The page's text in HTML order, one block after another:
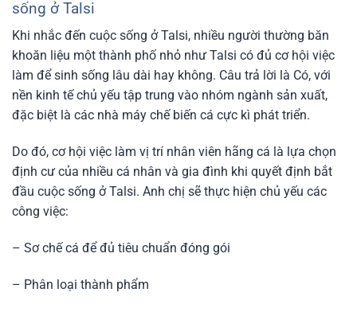
sống ở Talsi
Khi nhắc đến cuộc sống ở Talsi, nhiều người thường băn
khoăn liệu một thành phố nhỏ như Talsi có đủ cơ hội việc
làm để sinh sống lâu dài hay không. Câu trả lời là Có, với
nền kinh tế chủ yếu tập trung vào nhóm ngành sản xuất,
đặc biệt là các nhà máy chế biến cá cực kì phát triển.
Do đó, cơ hội việc làm vị trí nhân viên hãng cá là lựa chọn
định cư của nhiều cá nhân và gia đình khi quyết định bắt
đầu cuộc sống ở Talsi. Anh chị sẽ thực hiện chủ yếu các
công việc:
– Sơ chế cá để đủ tiêu chuẩn đóng gói
– Phân loại thành phẩm